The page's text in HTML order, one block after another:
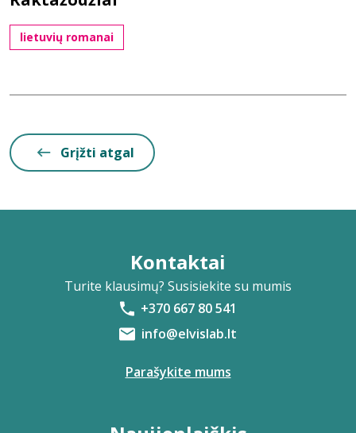
lietuvių romanai
Grįžti atgal
Kontaktai
Turite klausimų? Susisiekite su mumis
+370 667 80 541
info@elvislab.lt
Parašykite mums